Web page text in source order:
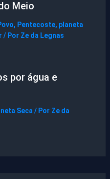
Meio
, Pentecoste, planeta
/ Por Ze da Legnas
por água e
Seca / Por Ze da